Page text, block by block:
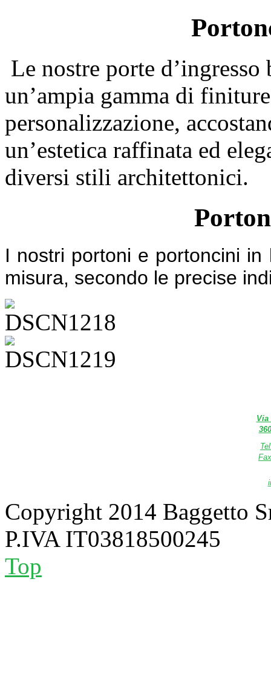
Le nostre porte
un’ampia gamma di
personalizzazione,
un’estetica raffinata ed
diversi stili architettonici.
I nostri portoni e portoncini
misura, secondo le precise
Via
Copyright 2014 Baggetto
P.IVA IT03818500245
Top